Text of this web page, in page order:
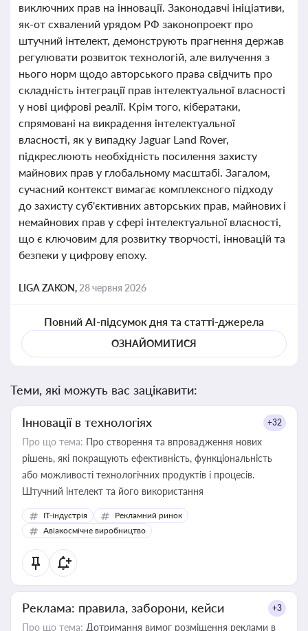
виключних прав на інновації. Законодавчі ініціативи,
як-от схвалений урядом РФ законопроект про
штучний інтелект, демонструють прагнення держав
регулювати розвиток технологій, але вилучення з
нього норм щодо авторського права свідчить про
складність інтеграції прав інтелектуальної власності
у нові цифрові реалії. Крім того, кібератаки,
спрямовані на викрадення інтелектуальної
власності, як у випадку Jaguar Land Rover,
підкреслюють необхідність посилення захисту
майнових прав у глобальному масштабі. Загалом,
сучасний контекст вимагає комплексного підходу
до захисту суб'єктивних авторських прав, майнових і
немайнових прав у сфері інтелектуальної власності,
що є ключовим для розвитку творчості, інновацій та
безпеки у цифрову епоху.
LIGA ZAKON, 28 червня 2026
Повний AI-підсумок дня та статті-джерела
ОЗНАЙОМИТИСЯ
Теми, які можуть вас зацікавити:
Інновації в технологіях +32
Про що тема: Про створення та впровадження нових
рішень, які покращують ефективність, функціональність
або можливості технологічних продуктів і процесів.
Штучний інтелект та його використання
IT-індустрія
Рекламний ринок
Авіакосмічне виробництво
Реклама: правила, заборони, кейси +3
Про що тема: Дотримання вимог розміщення реклами в